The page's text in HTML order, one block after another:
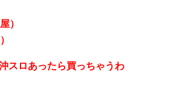
）
スロあったら買っちゃうわ